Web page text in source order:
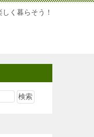
く暮らそう！